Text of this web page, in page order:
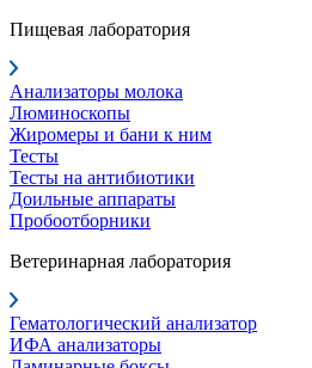
Пищевая лаборатория
Анализаторы молока
Люминоскопы
Жиромеры и бани к ним
Тесты
Тесты на антибиотики
Доильные аппараты
Пробоотборники
Ветеринарная лаборатория
Гематологический анализатор
ИФА анализаторы